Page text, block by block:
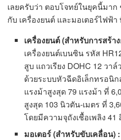
เลยครับว่า ตอบโจทย์ในยุคนี้มา
กับ เครื่องยนต์ และมอเตอร์ไฟฟ้
เครื่องยนต์ (สำหรับการสร้า
เครื่องยนต์เบนซิน รหัส
สูบ แถวเรียง DOHC 12 วา
ด้วยระบบหัวฉีดอิเล็กทรอนิ
แรงม้าสูงสุด 79 แรงม้า ที่
สูงสุด 103 นิวตัน-เมตร ที่
โดยมีความจุถังเชื้อเพลิง 41
มอเตอร์ (สำหรับขับเคลื่อน) :